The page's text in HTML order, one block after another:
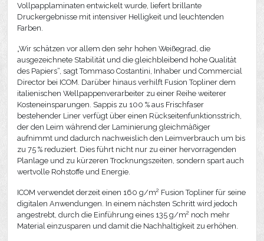
Vollpapplaminaten entwickelt wurde, liefert brillante
Druckergebnisse mit intensiver Helligkeit und leuchtenden
Farben.
„Wir schätzen vor allem den sehr hohen Weißegrad, die
ausgezeichnete Stabilität und die gleichbleibend hohe Qualität
des Papiers“, sagt Tommaso Costantini, Inhaber und Commercial
Director bei ICOM. Darüber hinaus verhilft Fusion Topliner dem
italienischen Wellpappenverarbeiter zu einer Reihe weiterer
Kosteneinsparungen. Sappis zu 100 % aus Frischfaser
bestehender Liner verfügt über einen Rückseitenfunktionsstrich,
der den Leim während der Laminierung gleichmäßiger
aufnimmt und dadurch nachweislich den Leimverbrauch um bis
zu 75 % reduziert. Dies führt nicht nur zu einer hervorragenden
Planlage und zu kürzeren Trocknungszeiten, sondern spart auch
wertvolle Rohstoffe und Energie.
ICOM verwendet derzeit einen 160 g/m2 Fusion Topliner für seine
digitalen Anwendungen. In einem nächsten Schritt wird jedoch
angestrebt, durch die Einführung eines 135 g/m2 noch mehr
Material einzusparen und damit die Nachhaltigkeit zu erhöhen.